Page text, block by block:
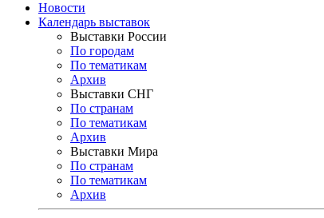
Новости
Календарь выставок
Выставки России
По городам
По тематикам
Архив
Выставки СНГ
По странам
По тематикам
Архив
Выставки Мира
По странам
По тематикам
Архив